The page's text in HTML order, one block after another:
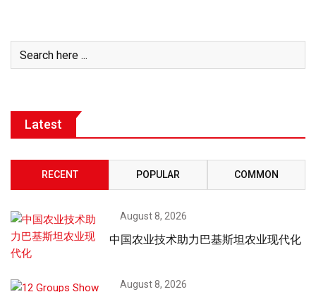
Latest
RECENT POPULAR COMMON
August 8, 2026
中国农业技术助力巴基斯坦农业现代化
August 8, 2026